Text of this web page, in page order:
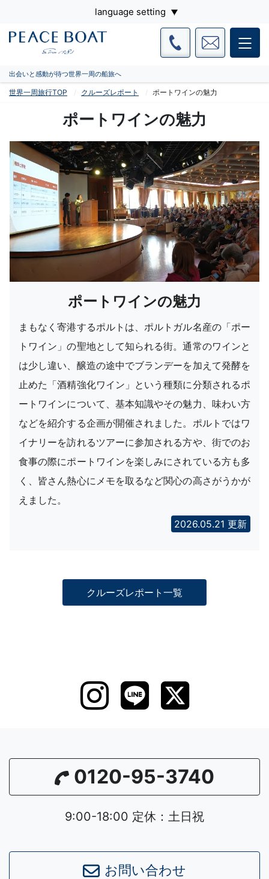
language setting
出会いと感動が待つ世界一周の船旅へ
世界一周旅行TOP クルーズレポート ポートワインの魅力
ポートワインの魅力
ポートワインの魅力
まもなく寄港するポルトは、ポルトガル名産の「ポー
トワイン」の聖地として知られる街。通常のワインと
は少し違い、醸造の途中でブランデーを加えて発酵を
止めた「酒精強化ワイン」という種類に分類されるポ
ートワインについて、基本知識やその魅力、味わい方
などを紹介する企画が開催されました。ポルトではワ
イナリーを訪れるツアーに参加される方や、街でのお
食事の際にポートワインを楽しみにされている方も多
く、皆さん熱心にメモを取るなど関心の高さがうかが
えました。
2026.05.21 更新
クルーズレポート一覧
0120-95-3740
9:00-18:00 定休：土日祝
お問い合わせ